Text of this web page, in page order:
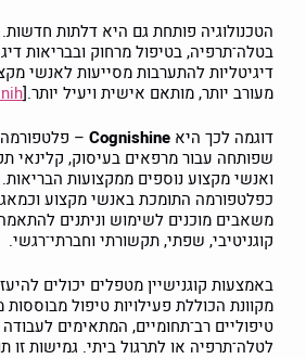
הטכנולוגיה פותחת גם היא דלתות
בטלה־תרפיה, בטיפול מרחוק ובבריאות
דיגיטליות להתערבות מסייעות לאנשי
מעורב יותר, מותאם אישית ויעיל יותר.[
דוגמה לכך היא Cognishine– פלטפורמה
שפותחה עבור מרפאים בעיסוק, קלינאי
ואנשי מקצוע נוספים ממקצועות הבריאות.
כפלטפורמה התומכת באנשי מקצוע
משאבים מוכנים לשימוש וניתנים
קוגניטיבי, שפתי, תקשורתי וחברתי־רגשי.
באמצעות קוגנישיין מטפלים יכולים
מקוונת הכוללת פעילויות טיפול
טיפוליים רב־תחומיים, המתאימים
לטלה־תרפיה או לתרגול ביתי. גמישות זו